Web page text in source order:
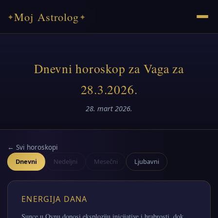
✦Moj Astrolog✦
Dnevni horoskop za Vaga za
28.3.2026.
28. mart 2026.
← Svi horoskopi
Dnevni Nedeljni Mesečni Ljubavni
ENERGIJA DANA